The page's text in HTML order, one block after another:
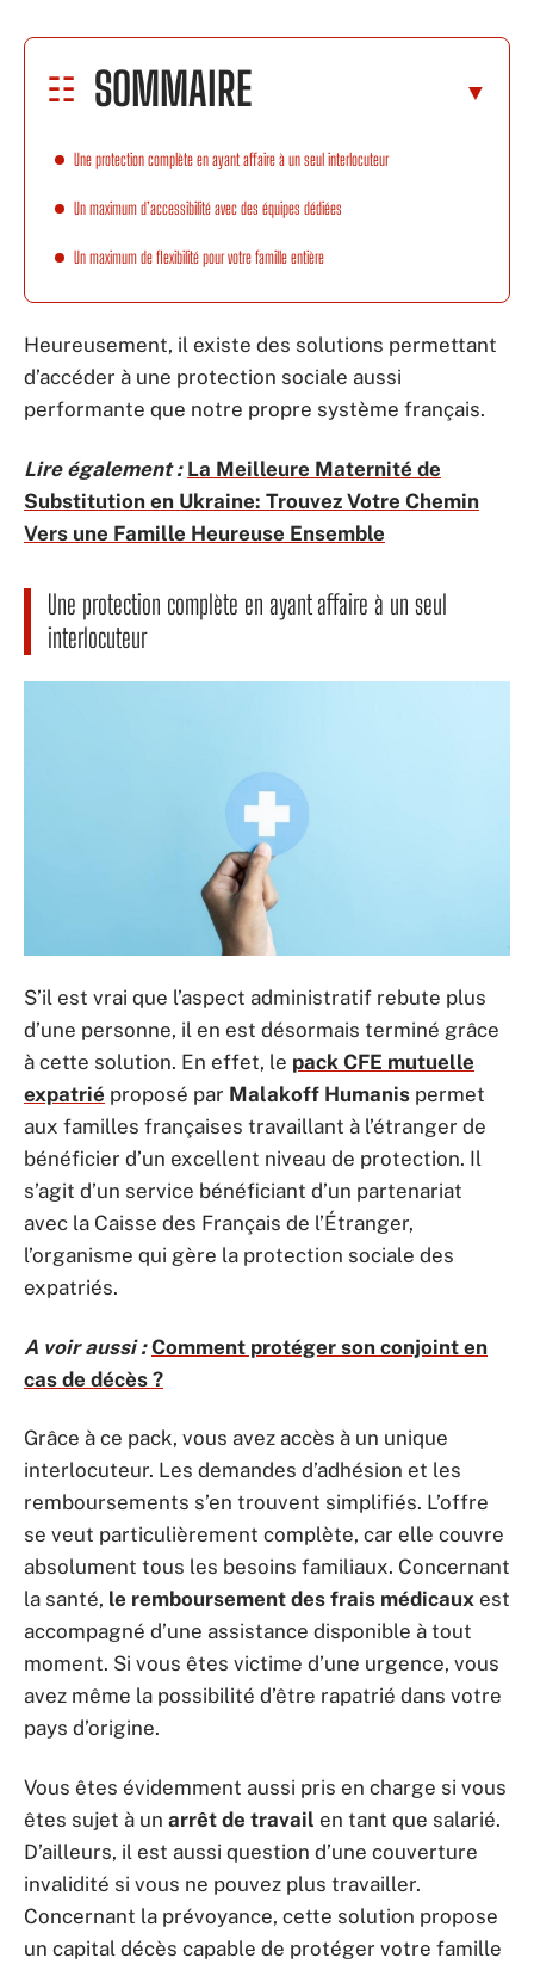
SOMMAIRE
Une protection complète en ayant affaire à un seul interlocuteur
Un maximum d’accessibilité avec des équipes dédiées
Un maximum de flexibilité pour votre famille entière
Heureusement, il existe des solutions permettant
d’accéder à une protection sociale aussi
performante que notre propre système français.
Lire également : La Meilleure Maternité de
Substitution en Ukraine: Trouvez Votre Chemin
Vers une Famille Heureuse Ensemble
Une protection complète en ayant affaire à un seul
interlocuteur
S’il est vrai que l’aspect administratif rebute plus
d’une personne, il en est désormais terminé grâce
à cette solution. En effet, le pack CFE mutuelle
expatrié proposé par Malakoff Humanis permet
aux familles françaises travaillant à l’étranger de
bénéficier d’un excellent niveau de protection. Il
s’agit d’un service bénéficiant d’un partenariat
avec la Caisse des Français de l’Étranger,
l’organisme qui gère la protection sociale des
expatriés.
A voir aussi : Comment protéger son conjoint en
cas de décès ?
Grâce à ce pack, vous avez accès à un unique
interlocuteur. Les demandes d’adhésion et les
remboursements s’en trouvent simplifiés. L’offre
se veut particulièrement complète, car elle couvre
absolument tous les besoins familiaux. Concernant
la santé, le remboursement des frais médicaux est
accompagné d’une assistance disponible à tout
moment. Si vous êtes victime d’une urgence, vous
avez même la possibilité d’être rapatrié dans votre
pays d’origine.
Vous êtes évidemment aussi pris en charge si vous
êtes sujet à un arrêt de travail en tant que salarié.
D’ailleurs, il est aussi question d’une couverture
invalidité si vous ne pouvez plus travailler.
Concernant la prévoyance, cette solution propose
un capital décès capable de protéger votre famille